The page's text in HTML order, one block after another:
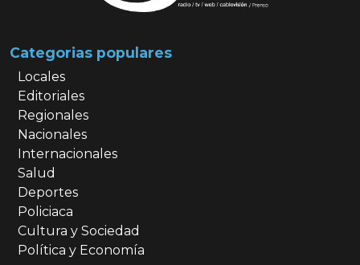
Categorias populares
Locales
Editoriales
Regionales
Nacionales
Internacionales
Salud
Deportes
Policiaca
Cultura y Sociedad
Política y Economía